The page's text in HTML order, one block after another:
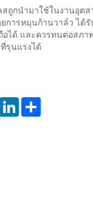
ถูกนำมาใช้ในงานอุตส
การหมุนก้านวาล์ว ได้
อได้ และควรทนต่อสภ
รุนแรงได้
LinkedInShare